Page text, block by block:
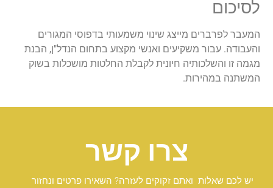
לסיכום
המעבר לפרברים מייצג שינוי משמעותי בדפוסי המגורים
והעבודה. עבור משקיעים ואנשי מקצוע בתחום הנדל"ן, הבנת
מגמה זו והשלכותיה חיונית לקבלת החלטות מושכלות בשוק
המשתנה במהירות.
צרו קשר
יש לכם שאלות ואתם זקוקים לעזרה? השאירו פרטים ונחזור